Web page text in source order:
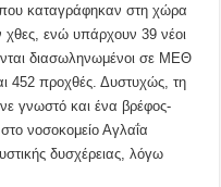
καταγράφηκαν στη χώρα
ενώ υπάρχουν 39 νέοι
διασωληνωμένοι σε ΜΕΘ
452 προχθές. Δυστυχώς, τη
γνωστό και ένα βρέφος-
νοσοκομείο Αγλαΐα
δυσχέρειας, λόγω